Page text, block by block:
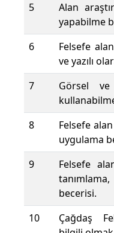
5
Alan
yapabilme
6
Felsefe
ve yazılı
7
Görsel ve
8
Felsefe
uygulama
9
Felsefe
becerisi.
10
Çağdaş